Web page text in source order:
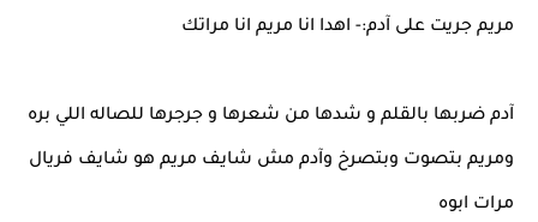
مريم جريت على آدم:- اهدا انا مريم انا مراتك
آدم ضربها بالقلم و شدها من شعرها و جرجرها للصاله اللي بره
ومريم بتصوت وبتصرخ وآدم مش شايف مريم هو شايف فريال
مرات ابوه